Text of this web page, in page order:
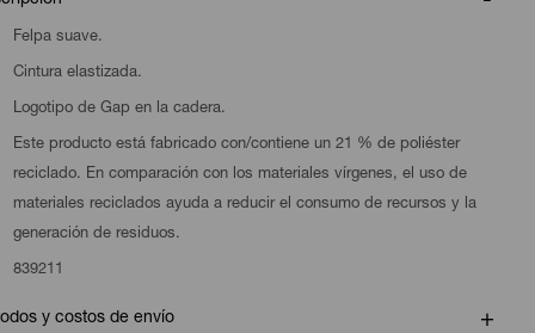
Felpa suave.
Cintura elastizada.
Logotipo de Gap en la cadera.
Este producto está fabricado con/contiene un 21 % de poliéster
reciclado. En comparación con los materiales vírgenes, el uso de
materiales reciclados ayuda a reducir el consumo de recursos y la
generación de residuos.
839211
y costos de envío